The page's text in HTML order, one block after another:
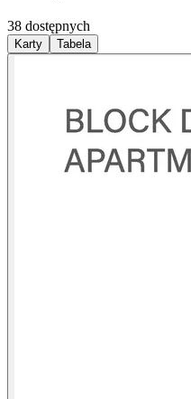
38 dostępnych
Karty Tabela